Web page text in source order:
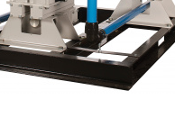
BAC-4015